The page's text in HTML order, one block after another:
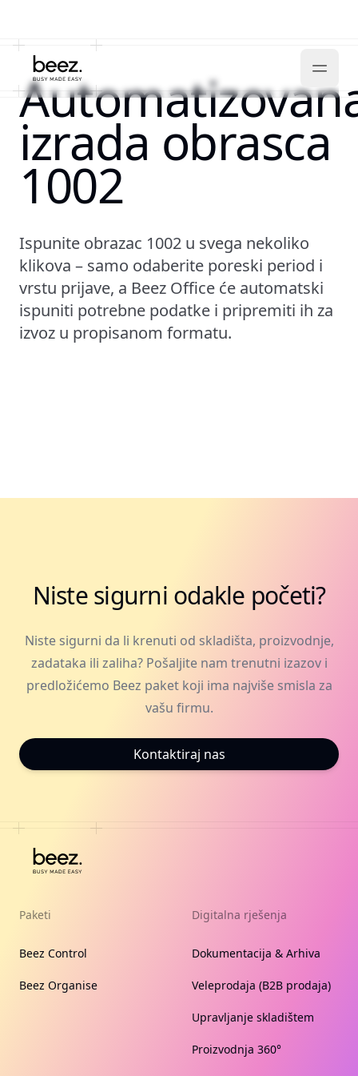
izrada obrasca
1002
Ispunite obrazac 1002 u svega nekoliko
klikova – samo odaberite poreski period i
vrstu prijave, a Beez Office će automatski
ispuniti potrebne podatke i pripremiti ih za
izvoz u propisanom formatu.
Niste sigurni odakle početi?
Niste sigurni da li krenuti od skladišta, proizvodnje,
zadataka ili zaliha? Pošaljite nam trenutni izazov i
predložićemo Beez paket koji ima najviše smisla za
vašu firmu.
Kontaktiraj nas
Paketi
Beez Control
Beez Organise
Digitalna rješenja
Dokumentacija & Arhiva
Veleprodaja (B2B prodaja)
Upravljanje skladištem
Proizvodnja 360°